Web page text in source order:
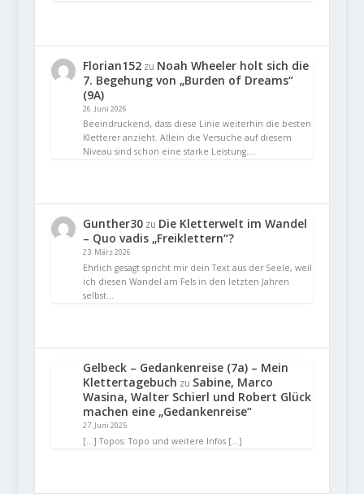
Florian152zu Noah Wheeler holt sich die
7. Begehung von „Burden of Dreams“
(9A)
26. Juni 2026
Beeindruckend, dass diese Linie weiterhin die besten
Kletterer anzieht. Allein die Versuche auf diesem
Niveau sind schon eine starke Leistung.…
Gunther30zu Die Kletterwelt im Wandel
– Quo vadis „Freiklettern“?
23. März 2026
Ehrlich gesagt spricht mir dein Text aus der Seele, weil
ich diesen Wandel am Fels in den letzten Jahren
selbst…
Gelbeck – Gedankenreise (7a) – Mein
Klettertagebuch zu Sabine, Marco
Wasina, Walter Schierl und Robert Glück
machen eine „Gedankenreise“
27. Juni 2025
[…] Topos: Topo und weitere Infos […]